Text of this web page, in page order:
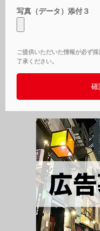
写真（データ）添付３
ご提供いただいた情報が必ず
了承ください。